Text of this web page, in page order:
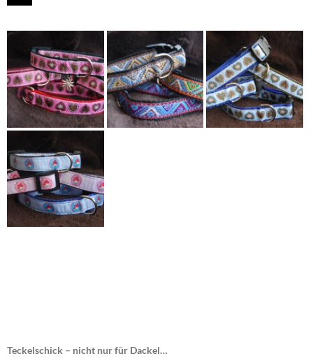
Teckelschick – nicht nur für Dackel…